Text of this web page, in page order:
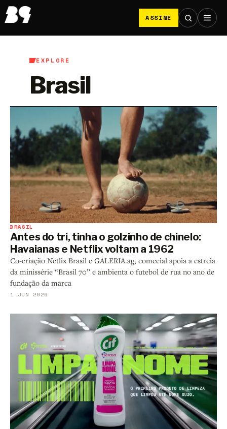
ASSINE
EXPLORE
Brasil
BRASIL
Antes do tri, tinha o golzinho de chinelo:
Havaianas e Netflix voltam a 1962
Co-criação Netlix Brasil e GALERIA.ag, comecial apoia a estreia
da minissérie “Brasil 70” e ambienta o futebol de rua no ano de
fundação da marca
1 JUN 2026